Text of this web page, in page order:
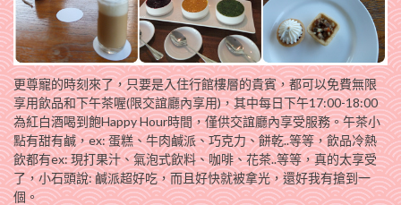
更尊寵的時刻來了，只要是入住行館樓層的貴賓，都可以免費無限
享用飲品和下午茶喔(限交誼廳內享用)，其中每日下午17:00-18:00
為紅白酒喝到飽Happy Hour時間，僅供交誼廳內享受服務。午茶小
點有甜有鹹，ex: 蛋糕、牛肉鹹派、巧克力、餅乾..等等，飲品冷熱
飲都有ex: 現打果汁、氣泡式飲料、咖啡、花茶..等等，真的太享受
了，小石頭說: 鹹派超好吃，而且好快就被拿光，還好我有搶到一
個。